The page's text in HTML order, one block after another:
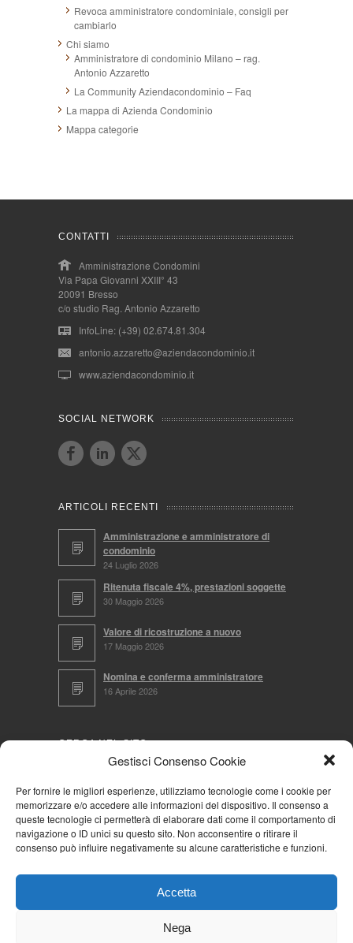
Gestisci Consenso Cookie
Per fornire le migliori esperienze, utilizziamo tecnologie come i cookie per
memorizzare e/o accedere alle informazioni del dispositivo. Il consenso a
queste tecnologie ci permetterà di elaborare dati come il comportamento di
navigazione o ID unici su questo sito. Non acconsentire o ritirare il
consenso può influire negativamente su alcune caratteristiche e funzioni.
Accetta
Nega
Revoca amministratore condominiale, consigli per
cambiarlo
Chi siamo
Amministratore di condominio Milano – rag.
Antonio Azzaretto
La Community Aziendacondominio – Faq
La mappa di Azienda Condominio
Mappa categorie
CONTATTI
Amministrazione Condomini
Via Papa Giovanni XXIII° 43
20091 Bresso
c/o studio Rag. Antonio Azzaretto
InfoLine: (+39) 02.674.81.304
antonio.azzaretto@aziendacondominio.it
www.aziendacondominio.it
SOCIAL NETWORK
ARTICOLI RECENTI
Amministrazione e amministratore di
condominio
24 Luglio 2026
Ritenuta fiscale 4%, prestazioni soggette
30 Maggio 2026
Valore di ricostruzione a nuovo
17 Maggio 2026
Nomina e conferma amministratore
16 Aprile 2026
CERCA NEL SITO
NAVIGA PER
Mappa completa
Cookie Policy (UE)
Iscriviti alla Community AziendaCondominio